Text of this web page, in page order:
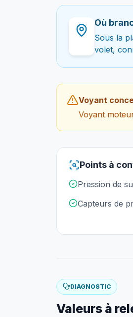
Où
Sous la
volet,
Voyant
Voyant
Points à
Pression de
Capteurs de
DIAGNOSTIC
Valeurs à